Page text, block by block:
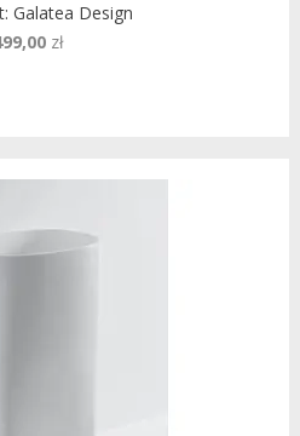
Galatea Design
zł